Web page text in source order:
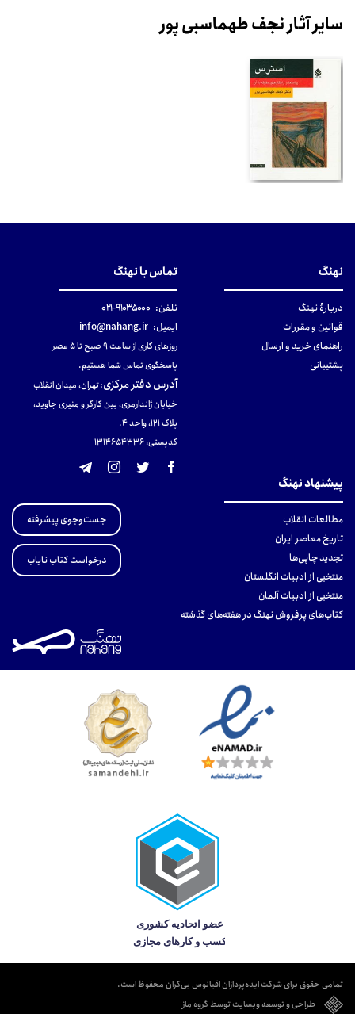
سایر آثار نجف طهماسبی پور
نهنگ
دربارهٔ نهنگ
قوانین و مقررات
راهنمای خرید و ارسال
پشتیبانی
تماس با نهنگ
تلفن: ۹۱۰۳۵۰۰۰-۰۲۱
ایمیل: info@nahang.ir
روزهای کاری از ساعت ۹ صبح تا ۵ عصر
پاسخگوی تماس شما هستیم.
آدرس دفتر مرکزی:تهران، میدان انقلاب
خیابان ژاندارمری، بین کارگر و منیری جاوید،
پلاک 121، واحد ۴.
کدپستی: 131465433۶
پیشنهاد نهنگ
مطالعات انقلاب
تاریخ معاصر ایران
تجدید چاپی‌ها
منتخبی از ادبیات انگلستان
منتخبی از ادبیات آلمان
کتاب‌های پرفروش نهنگ در هفته‌های گذشته
جست‌وجوی پیشرفته
درخواست کتاب نایاب
تمامی حقوق برای شرکت ایده‌پردازان اقیانوس بی‌کران محفوظ است.
طراحی و توسعه وبسایت توسط گروه ماز